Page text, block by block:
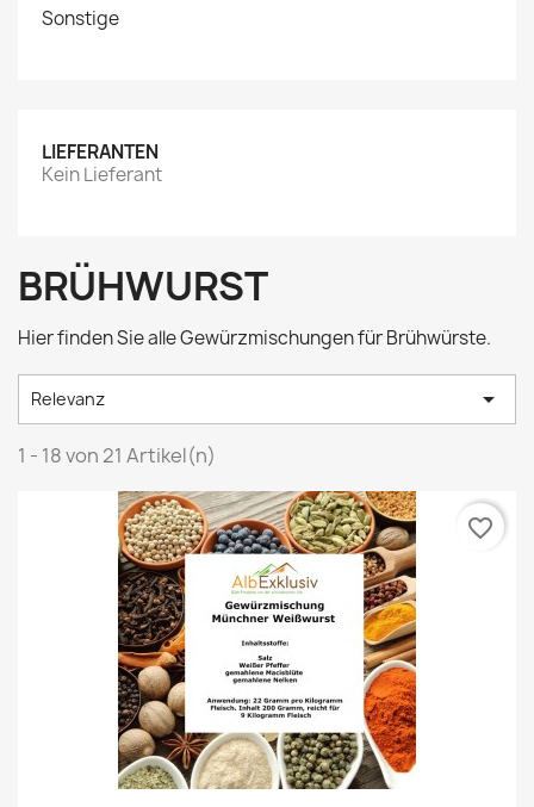
Sonstige
LIEFERANTEN
Kein Lieferant
BRÜHWURST
Hier finden Sie alle Gewürzmischungen für Brühwürste.
Relevanz 
1 - 18 von 21 Artikel(n)
favorite_border